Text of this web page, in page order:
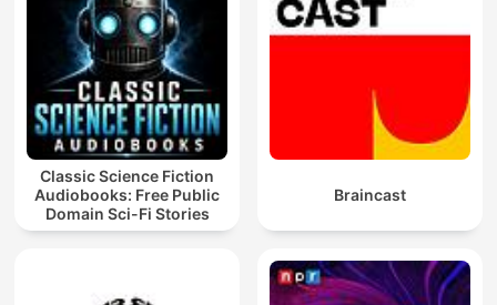
Classic Science Fiction
Audiobooks: Free Public
Domain Sci-Fi Stories
Braincast